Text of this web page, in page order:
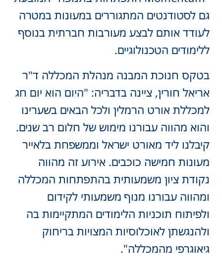
גם לסטודנטים המתגוררים במעונות במטרה
לעודד אותם לבצע מעורבות חברתית בנוסף
ללימודים הטכנולוגיים.
בטקס חנוכת המבנה מנהלת המכללה ד"ר
אריאל חורין, ציינה בדבריה: "היום הוא יום חג
למכללת אורט הרמלין ולכל הבאים בשערינו
והוא מהווה עבורנו מימוש של חלום רב שנים.
קיבלנו ליד מאורט ישראל וממשפחת בלאייר
מעונות חמישה כוכבים. אירוע זה מהווה
נקודת ציון משמעותית בהתפתחות המכללה
ומהווה עבורנו מנוף משמעותי לקידום
ולפיתוח תוכניות הלימודים המתקיימות בה
ולהנגשתן לאוכלוסיות המצויות בריחוק
גיאוגרפי מהמכללה".